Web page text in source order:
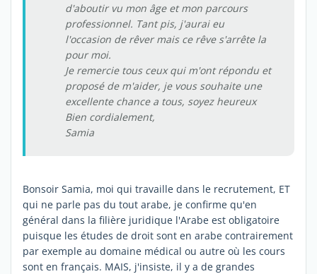
d'aboutir vu mon âge et mon parcours
professionnel. Tant pis, j'aurai eu
l'occasion de rêver mais ce rêve s'arrête la
pour moi.
Je remercie tous ceux qui m'ont répondu et
proposé de m'aider, je vous souhaite une
excellente chance a tous, soyez heureux
Bien cordialement,
Samia
Bonsoir Samia, moi qui travaille dans le recrutement, ET
qui ne parle pas du tout arabe, je confirme qu'en
général dans la filière juridique l'Arabe est obligatoire
puisque les études de droit sont en arabe contrairement
par exemple au domaine médical ou autre où les cours
sont en français. MAIS, j'insiste, il y a de grandes